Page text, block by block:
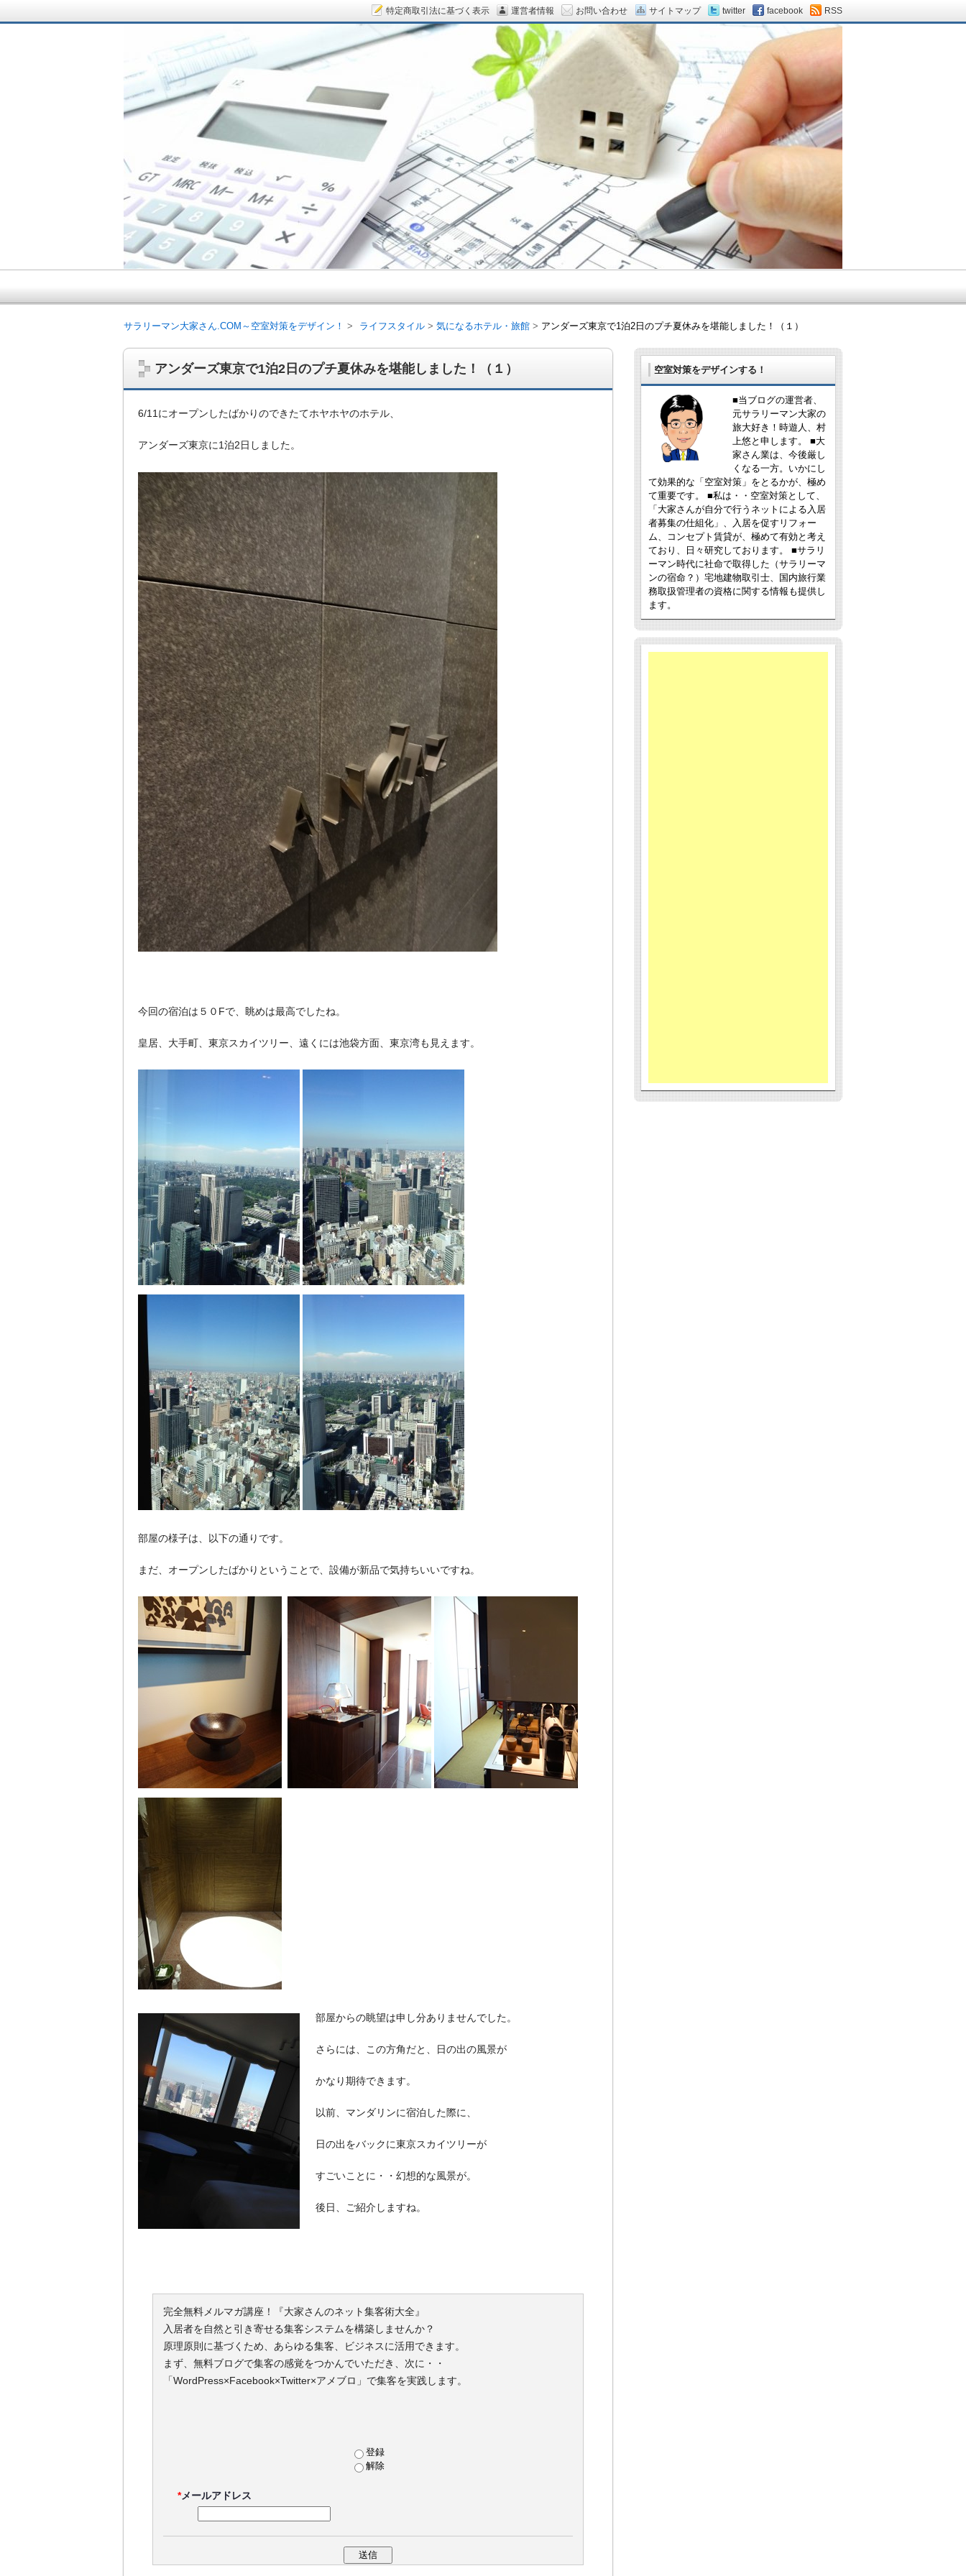
アンダーズ東京で1泊2日のプチ夏休みを堪能しました！（１）
6/11にオープンしたばかりのできたてホヤホヤのホテル、
アンダーズ東京に1泊2日しました。
今回の宿泊は５０Fで、眺めは最高でしたね。
皇居、大手町、東京スカイツリー、遠くには池袋方面、東京湾も見えます。
部屋の様子は、以下の通りです。
まだ、オープンしたばかりということで、設備が新品で気持ちいいですね。
部屋からの眺望は申し分ありませんでした。
さらには、この方角だと、日の出の風景が
かなり期待できます。
以前、マンダリンに宿泊した際に、
日の出をバックに東京スカイツリーが
すごいことに・・幻想的な風景が。
後日、ご紹介しますね。
完全無料メルマガ講座！『大家さんのネット集客術大全』
入居者を自然と引き寄せる集客システムを構築しませんか？
原理原則に基づくため、あらゆる集客、ビジネスに活用できます。
まず、無料ブログで集客の感覚をつかんでいただき、次に・・
「WordPress×Facebook×Twitter×アメブロ」で集客を実践します。
登録
解除
*メールアドレス
空室対策をデザインする！
■当ブログの運営者、
元サラリーマン大家の
旅大好き！時遊人、村
上悠と申します。 ■大
家さん業は、今後厳し
くなる一方。いかにし
て効果的な「空室対策」をとるかが、極め
て重要です。 ■私は・・空室対策として、
「大家さんが自分で行うネットによる入居
者募集の仕組化」、入居を促すリフォー
ム、コンセプト賃貸が、極めて有効と考え
ており、日々研究しております。 ■サラリ
ーマン時代に社命で取得した（サラリーマ
ンの宿命？）宅地建物取引士、国内旅行業
務取扱管理者の資格に関する情報も提供し
ます。
サラリーマン大家さん.COM～空室対策をデザイン！ ライフスタイル 気になるホテル・旅館 アンダーズ東京で1泊2日のプチ夏休みを堪能しました！（１）
サラリーマン大家さん.COM～空室対策をデザイン！
サラリーマン大家さんを応援！マンション経営、アパート経営の空室対策として、入居を促すリフォー
ム、大家さん自ら行うネット集客、コンセプト賃貸の導入を研究するブログ。絶好調な特区民泊、Amaz
on書籍出版、多拠点居住の暮らしぶり、旅行業務取扱管理者、宅建等資格情報も。
特定商取引法に基づく表示 運営者情報 お問い合わせ サイトマップ twitter facebook RSS